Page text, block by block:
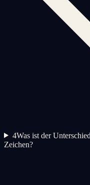
4Was ist der
Zeichen?